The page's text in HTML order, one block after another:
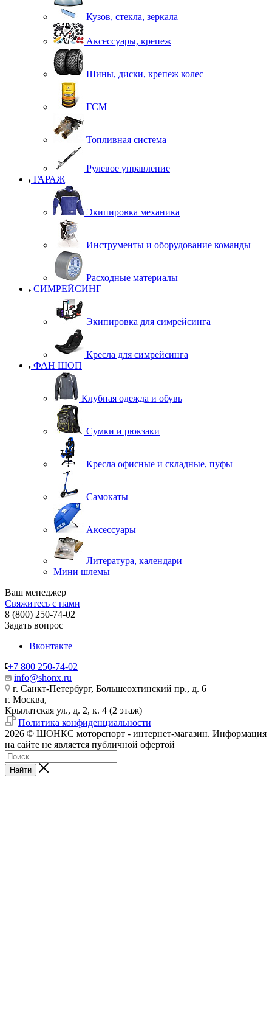
Кузов, стекла, зеркала
Аксессуары, крепеж
Шины, диски, крепеж колес
ГСМ
Топливная система
Рулевое управление
ГАРАЖ
Экипировка механика
Инструменты и оборудование команды
Расходные материалы
СИМРЕЙСИНГ
Экипировка для симрейсинга
Кресла для симрейсинга
ФАН ШОП
Клубная одежда и обувь
Сумки и рюкзаки
Кресла офисные и складные, пуфы
Самокаты
Аксессуары
Литература, календари
Мини шлемы
Ваш менеджер
Свяжитесь с нами
8 (800) 250-74-02
Задать вопрос
Вконтакте
+7 800 250-74-02
info@shonx.ru
г. Санкт-Петербург, Большеохтинский пр., д. 6
г. Москва,
Крылатская ул., д. 2, к. 4 (2 этаж)
Политика конфиденциальности
2026 © ШОНКС моторспорт - интернет-магазин. Информация
на сайте не является публичной офертой
Найти